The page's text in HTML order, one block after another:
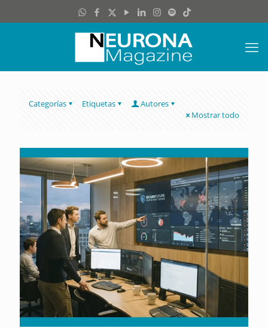
Categorías Etiquetas
Autores
Mostrar todo